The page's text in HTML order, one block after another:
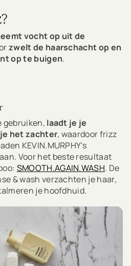
vocht op uit de
zwelt de haarschacht op en
op te buigen.
gebruiken, laadt je je
het zachter, waardoor frizz
KEVIN.MURPHY's
aan. Voor het beste resultaat
SMOOTH.AGAIN.WASH. De
& wash verzachten je haar,
je hoofdhuid.